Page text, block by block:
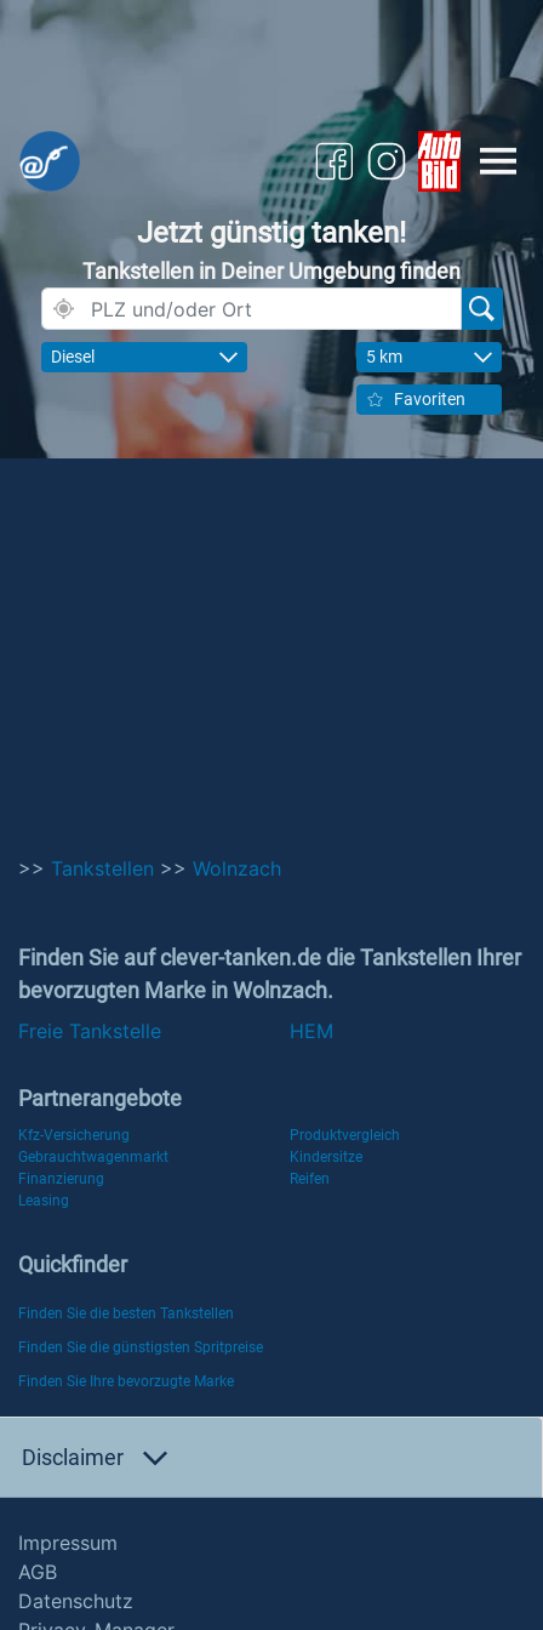
Jetzt günstig tanken!
Tankstellen in Deiner Umgebung finden
Diesel 5 km
Favoriten
>> Tankstellen >> Wolnzach
Finden Sie auf clever-tanken.de die Tankstellen Ihrer
bevorzugten Marke in Wolnzach.
Freie Tankstelle HEM
Partnerangebote
Kfz-Versicherung
Produktvergleich
Gebrauchtwagenmarkt
Kindersitze
Finanzierung
Reifen
Leasing
Quickfinder
Finden Sie die besten Tankstellen
Finden Sie die günstigsten Spritpreise
Finden Sie Ihre bevorzugte Marke
Disclaimer
Impressum
AGB
Datenschutz